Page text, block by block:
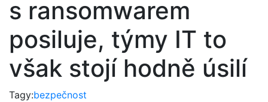
s ransomwarem
posiluje, týmy IT to
však stojí hodně úsilí
Tagy:bezpečnost